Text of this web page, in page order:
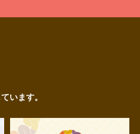
います。